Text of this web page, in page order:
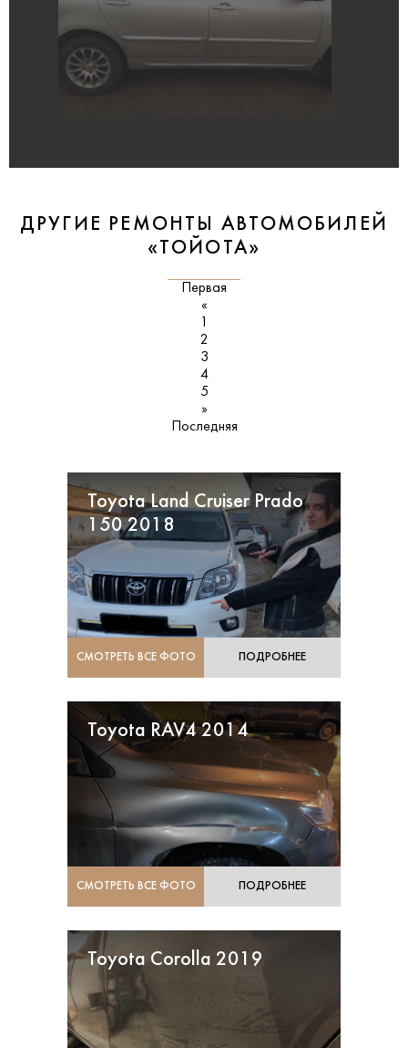
ДРУГИЕ РЕМОНТЫ АВТОМОБИЛЕЙ
«ТОЙОТА»
Первая
«
2
3
4
5
»
Последняя
Toyota Land Cruiser Prado
150 2018
СМОТРЕТЬ ВСЕ ФОТО ПОДРОБНЕЕ
Toyota RAV4 2014
СМОТРЕТЬ ВСЕ ФОТО ПОДРОБНЕЕ
Toyota Corolla 2019